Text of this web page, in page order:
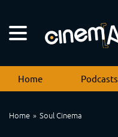
Home Podcasts
Home Soul Cinema